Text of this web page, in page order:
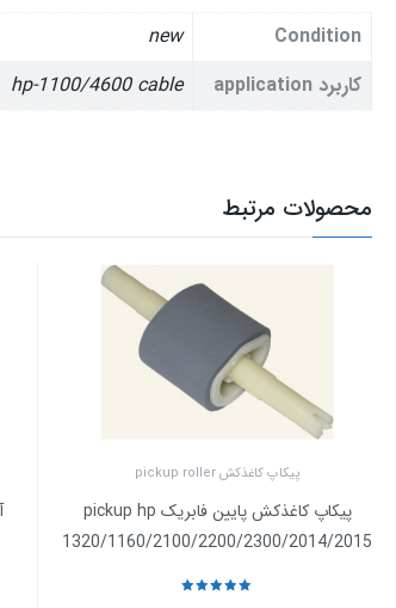
Condition
new
کاربرد application
hp-1100/4600 cable
محصولات مرتبط
پیکاپ کاغذکش pickup roller
پیکاپ کاغذکش پایین فابریک pickup hp
1320/1160/2100/2200/2300/2014/2015